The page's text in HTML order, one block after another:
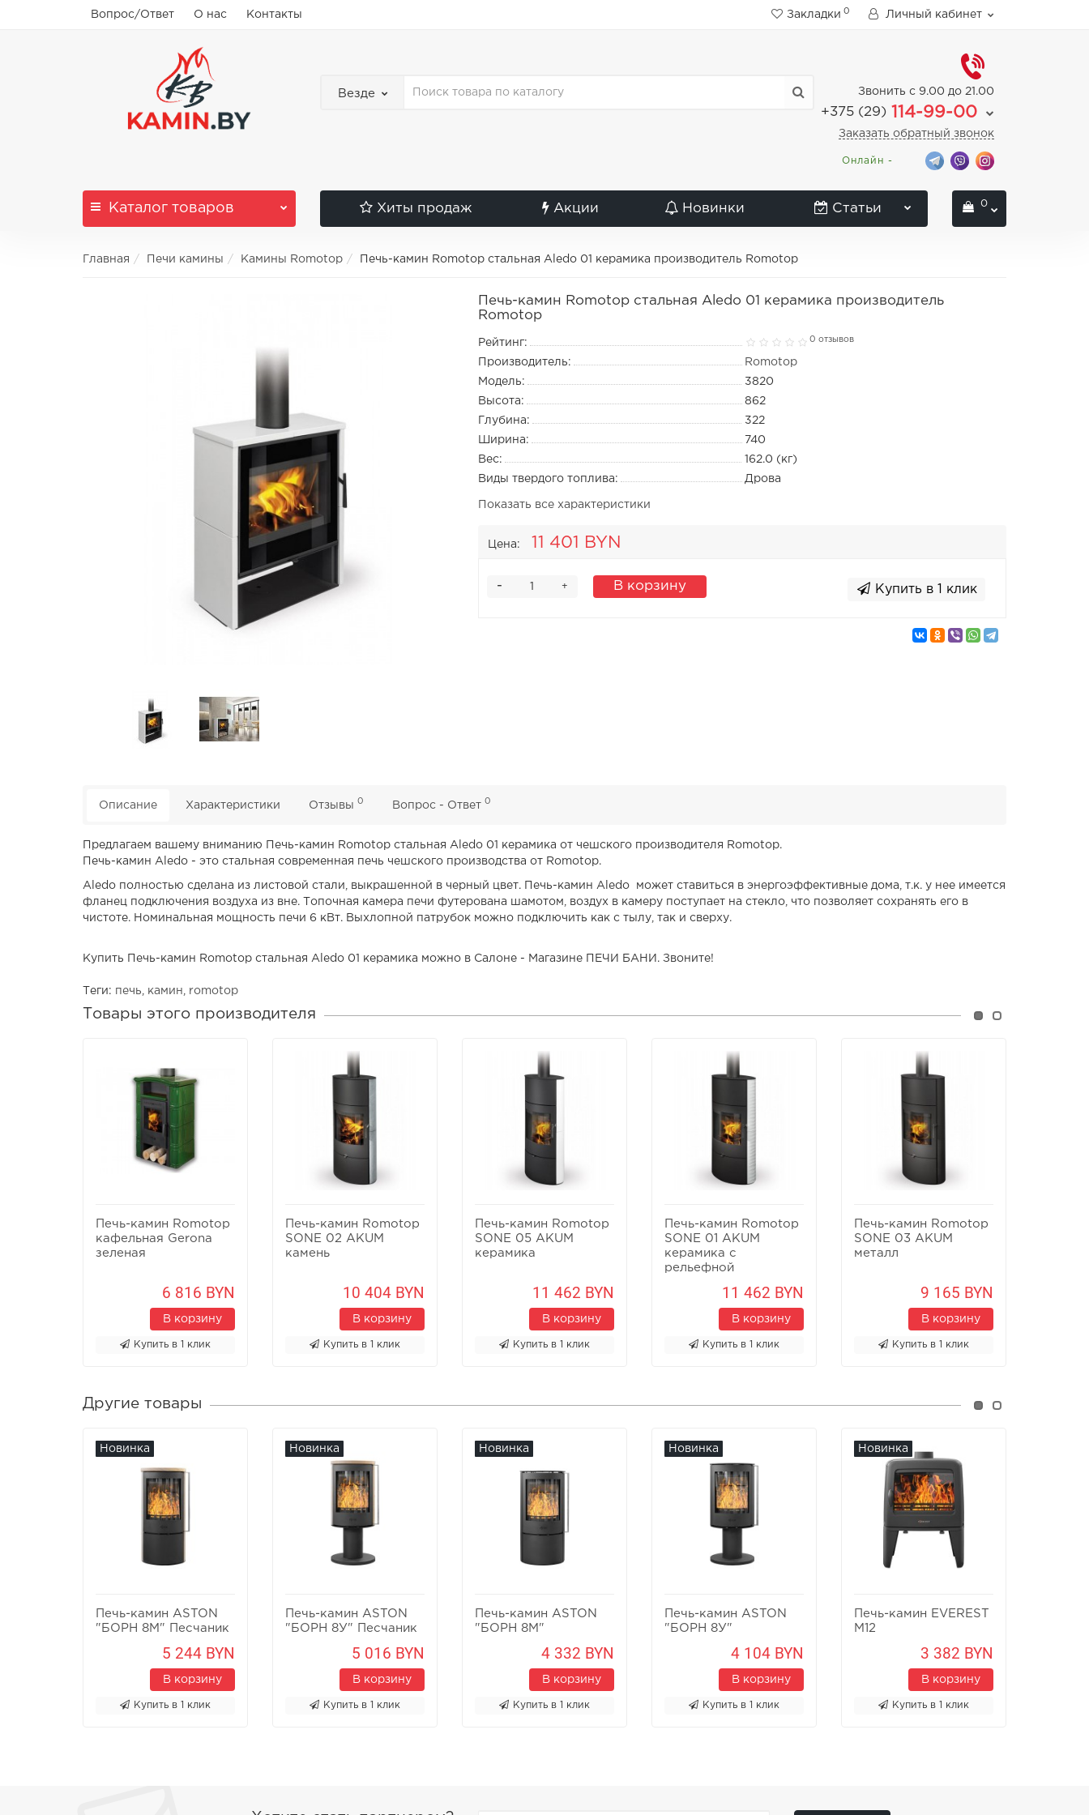
Вопрос/Ответ О нас Контакты Закладки 0 Личный кабинет
Везде Звонить с 9.00 до 21.00
+375 (29) 114-99-00
Заказать обратный звонок
Онлайн -
Каталог товаров Хиты продаж Акции Новинки Статьи 0
Главная Печи камины Камины Romotop Печь-камин Romotop стальная Aledo 01 керамика производитель Romotop
Печь-камин Romotop стальная Aledo 01 керамика производитель
Romotop
Рейтинг: 0 отзывов
Производитель:
Romotop
Модель:
3820
Высота:
862
Глубина:
322
Ширина:
740
Вес:
162.0 (кг)
Виды твердого топлива:
Дрова
Показать все характеристики
Цена: 11 401 BYN
+
- В корзину Купить в 1 клик
Описание Характеристики Отзывы 0 Вопрос - Ответ 0
Предлагаем вашему вниманию Печь-камин Romotop стальная Aledo 01 керамика от чешского производителя Romotop.
Печь-камин Aledo - это стальная современная печь чешского производства от Romotop.
Aledo полностью сделана из листовой стали, выкрашенной в черный цвет. Печь-камин Aledo может ставиться в энергоэффективные дома, т.к. у нее имеется
фланец подключения воздуха из вне. Топочная камера печи футерована шамотом, воздух в камеру поступает на стекло, что позволяет сохранять его в
чистоте. Номинальная мощность печи 6 кВт. Выхлопной патрубок можно подключить как с тылу, так и сверху.
Купить Печь-камин Romotop стальная Aledo 01 керамика можно в Салоне - Магазине ПЕЧИ БАНИ. Звоните!
Теги: печь камин romotop
Товары этого производителя
Печь-камин Romotop
кафельная Gerona
зеленая
6 816 BYN
В корзину
Купить в 1 клик
Печь-камин Romotop
SONE 02 AKUM
камень
10 404 BYN
В корзину
Купить в 1 клик
Печь-камин Romotop
SONE 05 AKUM
керамика
11 462 BYN
В корзину
Купить в 1 клик
Печь-камин Romotop
SONE 01 AKUM
керамика с
рельефной
11 462 BYN
В корзину
Купить в 1 клик
Печь-камин Romotop
SONE 03 AKUM
металл
9 165 BYN
В корзину
Купить в 1 клик
Другие товары
Новинка
Печь-камин ASTON
"БОРН 8М" Песчаник
5 244 BYN
В корзину
Купить в 1 клик
Новинка
Печь-камин ASTON
"БОРН 8У" Песчаник
5 016 BYN
В корзину
Купить в 1 клик
Новинка
Печь-камин ASTON
"БОРН 8М"
4 332 BYN
В корзину
Купить в 1 клик
Новинка
Печь-камин ASTON
"БОРН 8У"
4 104 BYN
В корзину
Купить в 1 клик
Новинка
Печь-камин EVEREST
M12
3 382 BYN
В корзину
Купить в 1 клик